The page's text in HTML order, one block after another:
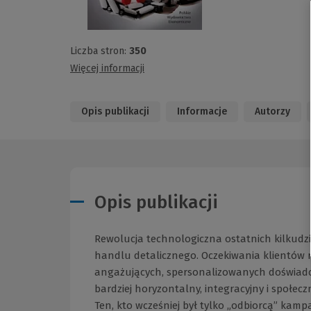
Liczba stron: 350
Więcej informacji
Opis publikacji Informacje Autorzy
Opis publikacji
Rewolucja technologiczna ostatnich
handlu detalicznego. Oczekiwania klientów
angażujących, spersonalizowanych
bardziej horyzontalny, integracyjny i
Ten, kto wcześniej był tylko „odbiorcą”